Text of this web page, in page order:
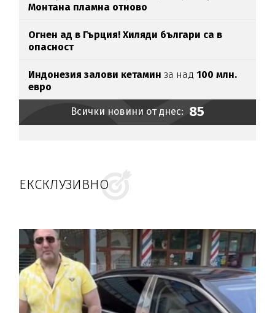
Монтана пламна отново
Огнен ад в Гърция! Хиляди българи са в
опасност
Индонезия залови кетамин за над100 млн.
евро
Всички новини от днес: 85
ЕКСКЛУЗИВНО